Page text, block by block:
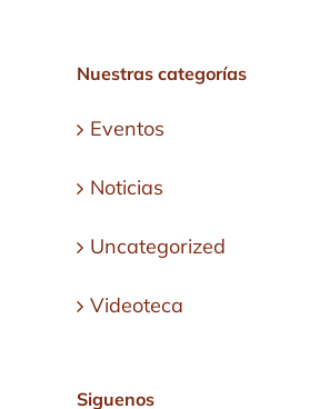
Nuestras categorías
Eventos
Noticias
Uncategorized
Videoteca
Siguenos